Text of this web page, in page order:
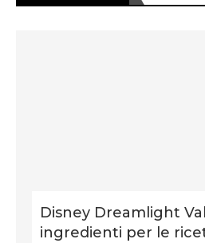
Disney Dreamlight
ingredienti per le